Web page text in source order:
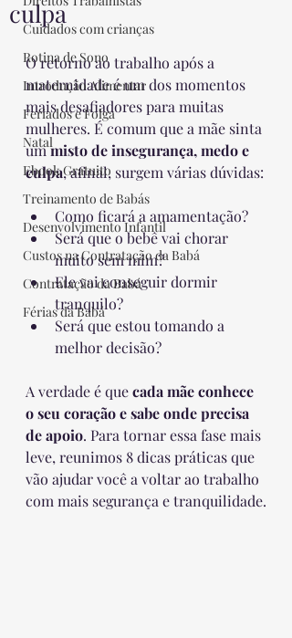
Cuidados com crianças
Rotina de Sono
Introdução Alimentar
Feriados e Folga
Natal
Ebook Gratuito
Treinamento de Babás
Desenvolvimento Infantil
Custos na Contratação da Babá
Contratação da Babá
Férias da Babá
culpa
O retorno ao trabalho após a
maternidade é um dos momentos
mais desafiadores para muitas
mulheres. É comum que a mãe sinta
um misto de insegurança, medo e
culpa, afinal, surgem várias dúvidas:
Como ficará a amamentação?
Será que o bebê vai chorar
muito sem mim?
Ele vai conseguir dormir
tranquilo?
Será que estou tomando a
melhor decisão?
A verdade é que cada mãe conhece
o seu coração e sabe onde precisa
de apoio. Para tornar essa fase mais
leve, reunimos 8 dicas práticas que
vão ajudar você a voltar ao trabalho
com mais segurança e tranquilidade.